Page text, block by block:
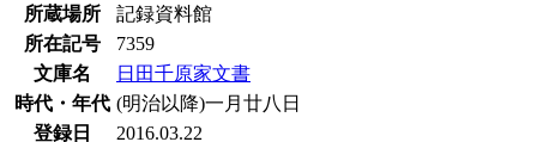
所蔵場所
記録資料館
所在記号
7359
文庫名
日田千原家文書
時代・年代 (明治以降)一月廿八日
登録日
2016.03.22